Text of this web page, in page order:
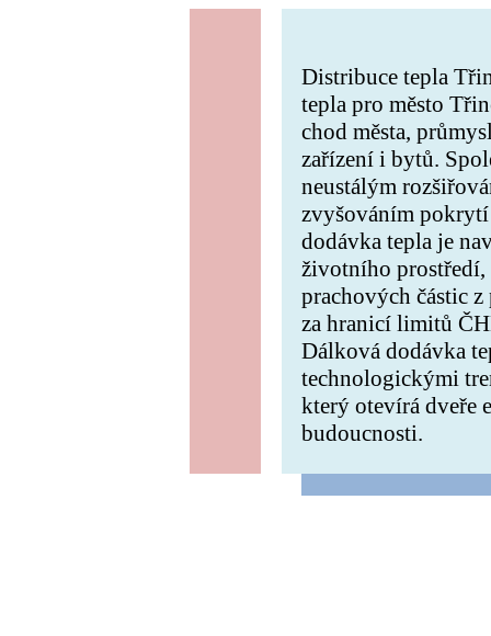
Distribuce tepla
tepla pro město
chod města,
zařízení i bytů.
neustálým
zvyšováním
dodávka tepla je
životního prostředí,
prachových částic
za hranicí limitů
Dálková dodávka
technologickými
který otevírá dveře
budoucnosti.